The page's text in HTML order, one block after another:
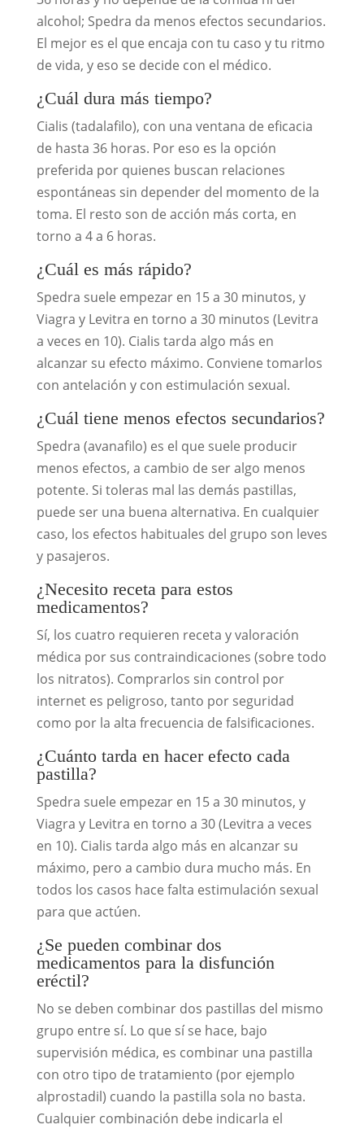
alcohol; Spedra da menos efectos secundarios.
El mejor es el que encaja con tu caso y tu ritmo
de vida, y eso se decide con el médico.
¿Cuál dura más tiempo?
Cialis (tadalafilo), con una ventana de eficacia
de hasta 36 horas. Por eso es la opción
preferida por quienes buscan relaciones
espontáneas sin depender del momento de la
toma. El resto son de acción más corta, en
torno a 4 a 6 horas.
¿Cuál es más rápido?
Spedra suele empezar en 15 a 30 minutos, y
Viagra y Levitra en torno a 30 minutos (Levitra
a veces en 10). Cialis tarda algo más en
alcanzar su efecto máximo. Conviene tomarlos
con antelación y con estimulación sexual.
¿Cuál tiene menos efectos secundarios?
Spedra (avanafilo) es el que suele producir
menos efectos, a cambio de ser algo menos
potente. Si toleras mal las demás pastillas,
puede ser una buena alternativa. En cualquier
caso, los efectos habituales del grupo son leves
y pasajeros.
¿Necesito receta para estos
medicamentos?
Sí, los cuatro requieren receta y valoración
médica por sus contraindicaciones (sobre todo
los nitratos). Comprarlos sin control por
internet es peligroso, tanto por seguridad
como por la alta frecuencia de falsificaciones.
¿Cuánto tarda en hacer efecto cada
pastilla?
Spedra suele empezar en 15 a 30 minutos, y
Viagra y Levitra en torno a 30 (Levitra a veces
en 10). Cialis tarda algo más en alcanzar su
máximo, pero a cambio dura mucho más. En
todos los casos hace falta estimulación sexual
para que actúen.
¿Se pueden combinar dos
medicamentos para la disfunción
eréctil?
No se deben combinar dos pastillas del mismo
grupo entre sí. Lo que sí se hace, bajo
supervisión médica, es combinar una pastilla
con otro tipo de tratamiento (por ejemplo
alprostadil) cuando la pastilla sola no basta.
Cualquier combinación debe indicarla el